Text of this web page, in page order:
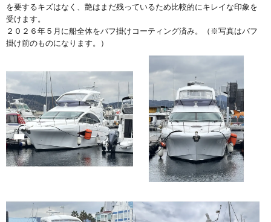
を要するキズはなく、艶はまだ残っているため比較的にキレイな印象を
受けます。
２０２６年５月に船全体をバフ掛けコーティング済み。（※写真はバフ
掛け前のものになります。）